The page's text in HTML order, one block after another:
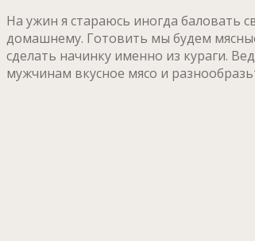
На ужин я стараюсь иногда баловать
домашнему. Готовить мы будем
сделать начинку именно из кураги.
мужчинам вкусное мясо и